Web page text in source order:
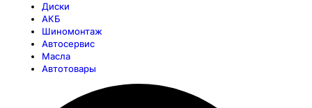
Диски
АКБ
Шиномонтаж
Автосервис
Масла
Автотовары